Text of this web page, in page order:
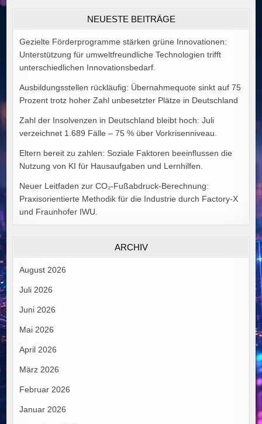
VON
ALEX
GOODMAN
NEUESTE BEITRÄGE
Gezielte Förderprogramme stärken grüne Innovationen:
Unterstützung für umweltfreundliche Technologien trifft
unterschiedlichen Innovationsbedarf.
Ausbildungsstellen rückläufig: Übernahmequote sinkt auf 75
Prozent trotz hoher Zahl unbesetzter Plätze in Deutschland
Zahl der Insolvenzen in Deutschland bleibt hoch: Juli
verzeichnet 1.689 Fälle – 75 % über Vorkrisenniveau.
Eltern bereit zu zahlen: Soziale Faktoren beeinflussen die
Nutzung von KI für Hausaufgaben und Lernhilfen.
Neuer Leitfaden zur CO₂-Fußabdruck-Berechnung:
Praxisorientierte Methodik für die Industrie durch Factory-X
und Fraunhofer IWU.
ARCHIV
August 2026
Juli 2026
Juni 2026
Mai 2026
April 2026
März 2026
Februar 2026
Januar 2026